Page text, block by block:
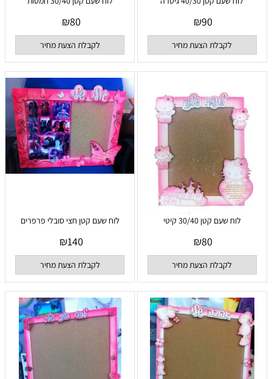
₪90
לקבלת הצעת מחיר
₪80
לקבלת הצעת מחיר
לוח שעם קטן 30/40 קיטי
₪80
לקבלת הצעת מחיר
לוח שעם קטן חצי סובלי פרפרים
₪140
לקבלת הצעת מחיר